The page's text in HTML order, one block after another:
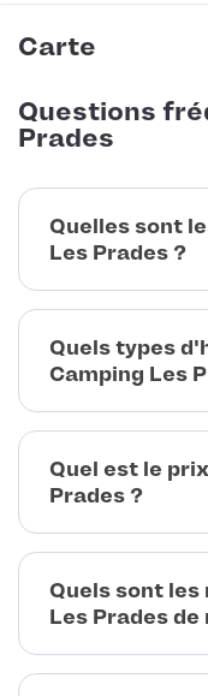
Carte
Questions
Prades
Quelles sont
Les Prades ?
Quels types
Camping Les
Quel est le
Prades ?
Quels sont les
Les Prades